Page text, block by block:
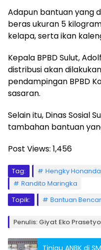
Adapun bantuan yang
beras ukuran 5
kelapa, serta ikan
Kepala BPBD Sulut,
distribusi akan
pendampingan BPBD
sasaran.
Selain itu, Dinas Sosial
tambahan bantuan
Post Views: 1,456
Tag: Hengky
Randito Maringka
Topik:
Bantuan
Penulis: Giyat Eko Prasetyo
Tinjau ANBK di